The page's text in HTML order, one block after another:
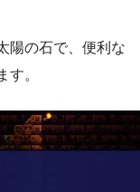
陽の石で、便利な
す。